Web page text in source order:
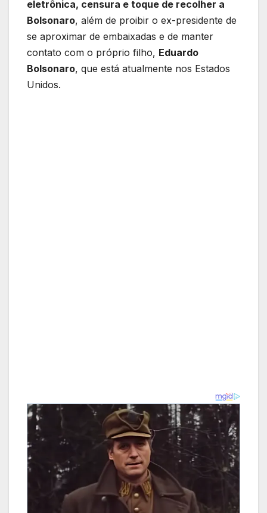
eletrônica, censura e toque de recolher a
Bolsonaro, além de proibir o ex-presidente de
se aproximar de embaixadas e de manter
contato com o próprio filho, Eduardo
Bolsonaro, que está atualmente nos Estados
Unidos.